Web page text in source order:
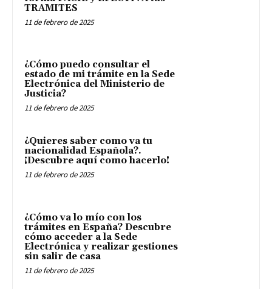
TRAMITES
11 de febrero de 2025
¿Cómo puedo consultar el
estado de mi trámite en la Sede
Electrónica del Ministerio de
Justicia?
11 de febrero de 2025
¿Quieres saber como va tu
nacionalidad Española?.
¡Descubre aquí como hacerlo!
11 de febrero de 2025
¿Cómo va lo mío con los
trámites en España? Descubre
cómo acceder a la Sede
Electrónica y realizar gestiones
sin salir de casa
11 de febrero de 2025